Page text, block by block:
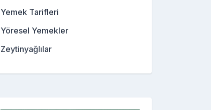
Yemek Tarifleri
Yöresel Yemekler
Zeytinyağlılar